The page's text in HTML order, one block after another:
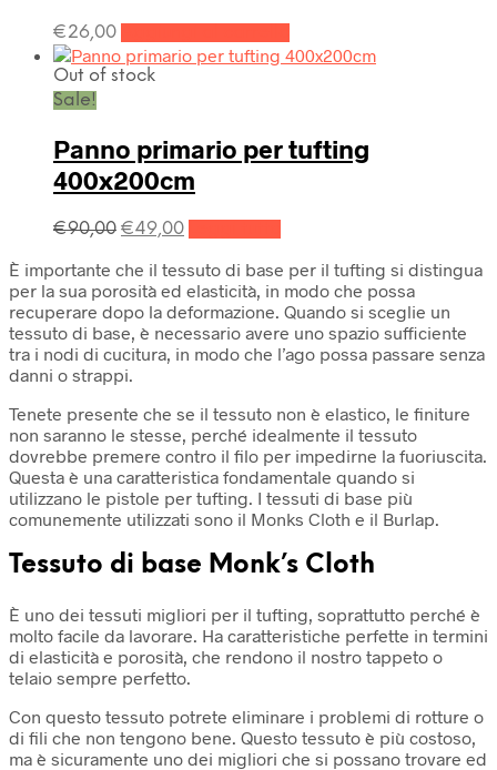
€26,00
Out of stock
Sale!
Panno primario per tufting
400x200cm
€90,00 Il
originale
era:
€90,00.
€49,00Il
attuale
è:
€49,00.
È importante che il tessuto di base per il tufting si distingua
per la sua porosità ed elasticità, in modo che possa
recuperare dopo la deformazione. Quando si sceglie un
tessuto di base, è necessario avere uno spazio sufficiente
tra i nodi di cucitura, in modo che l’ago possa passare senza
danni o strappi.
Tenete presente che se il tessuto non è elastico, le finiture
non saranno le stesse, perché idealmente il tessuto
dovrebbe premere contro il filo per impedirne la fuoriuscita.
Questa è una caratteristica fondamentale quando si
utilizzano le pistole per tufting. I tessuti di base più
comunemente utilizzati sono il Monks Cloth e il Burlap.
Tessuto di base Monk’s Cloth
È uno dei tessuti migliori per il tufting, soprattutto perché è
molto facile da lavorare. Ha caratteristiche perfette in termini
di elasticità e porosità, che rendono il nostro tappeto o
telaio sempre perfetto.
Con questo tessuto potrete eliminare i problemi di rotture o
di fili che non tengono bene. Questo tessuto è più costoso,
ma è sicuramente uno dei migliori che si possano trovare ed